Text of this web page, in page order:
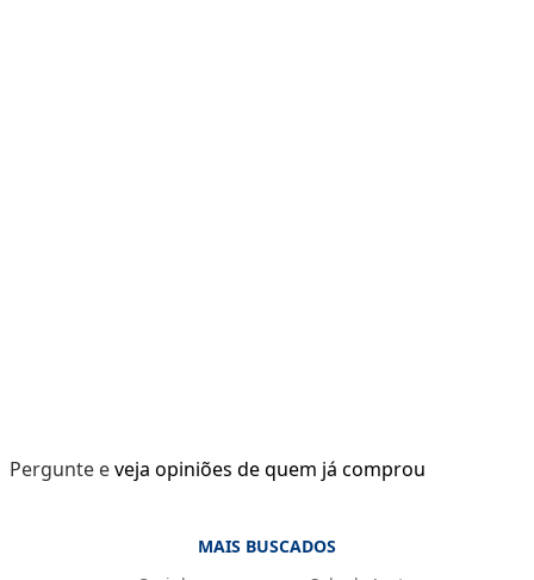
Pergunte e veja opiniões de quem já comprou
MAIS BUSCADOS